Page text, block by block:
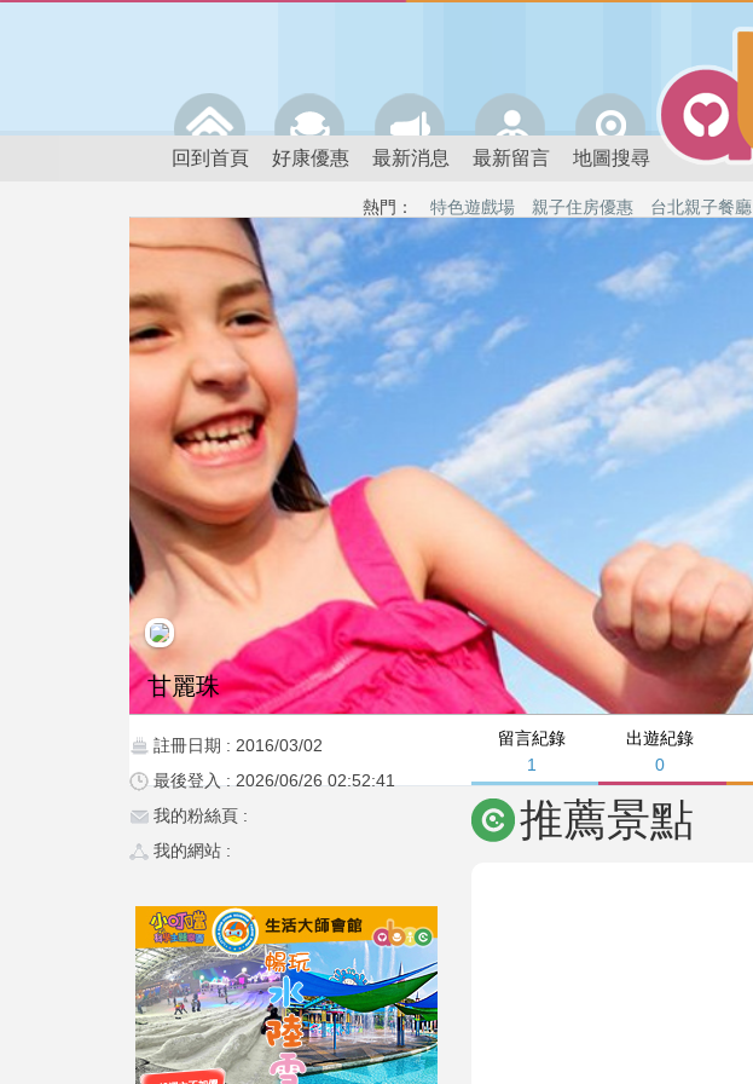
回到首頁 好康優惠 最新消息 最新留言 地圖搜尋
熱門： 特色遊戲場 親子住房優惠 台北親子餐廳
留言紀錄
1
出遊紀錄
0
甘麗珠
註冊日期 : 2016/03/02
最後登入 : 2026/06/26 02:52:41
我的粉絲頁 :
我的網站 :
推薦景點